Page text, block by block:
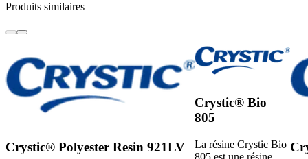
Produits similaires
Crystic® Polyester Resin 921LV
Crystic® Bio
805
La résine Crystic Bio